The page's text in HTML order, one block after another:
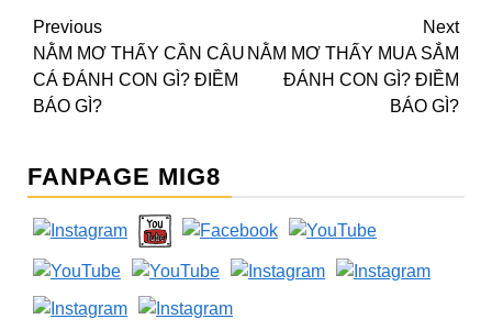
Continue
Reading
Previous
NẰM MƠ THẤY CẦN CÂU
CÁ ĐÁNH CON GÌ? ĐIỀM
BÁO GÌ?
Next
NẰM MƠ THẤY MUA SẮM
ĐÁNH CON GÌ? ĐIỀM
BÁO GÌ?
FANPAGE MIG8